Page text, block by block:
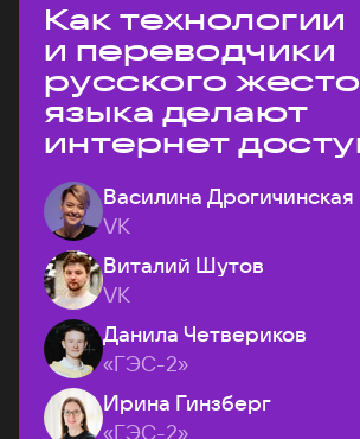
Как технологии
и переводчики
русского
языка делают
интернет
Василина Дрогичинская
VK
Виталий Шутов
VK
Данила Четвериков
«ГЭС-2»
Ирина Гинзберг
«ГЭС-2»